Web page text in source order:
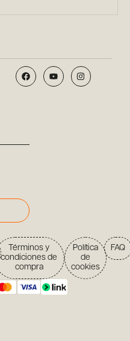
Términos y
condiciones de
compra
Política
de
cookies
FAQ